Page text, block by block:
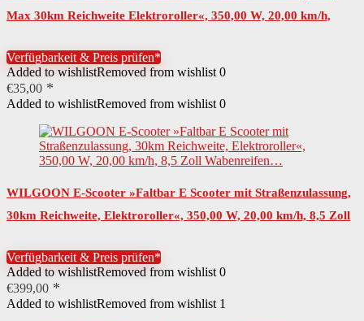
Max 30km Reichweite Elektroroller«, 350,00 W, 20,00 km/h,
Verfügbarkeit & Preis prüfen*
Added to wishlistRemoved from wishlist 0
€35,00
Added to wishlistRemoved from wishlist 0
WILGOON E-Scooter »Faltbar E Scooter mit Straßenzulassung,
30km Reichweite, Elektroroller«, 350,00 W, 20,00 km/h, 8,5 Zoll
Verfügbarkeit & Preis prüfen*
Added to wishlistRemoved from wishlist 0
€399,00
Added to wishlistRemoved from wishlist 1